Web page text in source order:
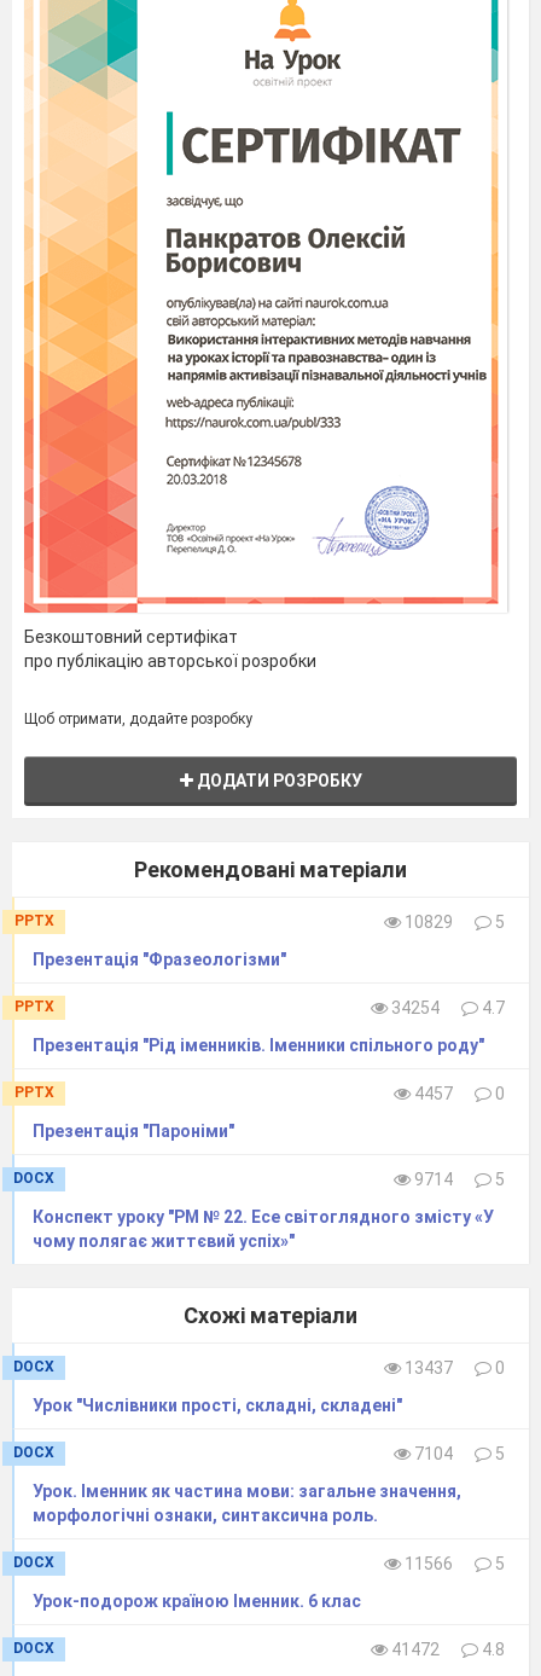
мов у воду опущений, задирати ніс, ні пари з вуст, грати
очима.
Безкоштовний сертифікат
про публікацію авторської розробки
Щоб отримати, додайте розробку
ДОДАТИ РОЗРОБКУ
Рекомендовані матеріали
PPTX 10829
5
Презентація "Фразеологізми"
PPTX 34254
4.7
Презентація "Рід іменників. Іменники спільного роду"
PPTX 4457
0
Презентація "Пароніми"
DOCX 9714
5
Конспект уроку "РМ № 22. Есе світоглядного змісту «У
чому полягає життєвий успіх»"
Схожі матеріали
DOCX 13437
0
Урок "Числівники прості, складні, складені"
DOCX 7104
5
Урок. Іменник як частина мови: загальне значення,
морфологічні ознаки, синтаксична роль.
DOCX 11566
5
Урок-подорож країною Іменник. 6 клас
DOCX 41472
4.8